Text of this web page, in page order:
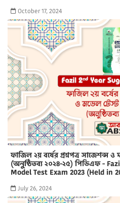
October 17, 2024
ফাজিল ২য় বর্ষের প্রশ্নপত্র সাজেশন্স ও
(অনুষ্ঠিতব্য ২০২৪-২৫) পিডিএফ -
Model Test Exam 2023 (Held in
July 26, 2024